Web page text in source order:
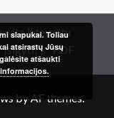
internetu
įsigyti? PDF
by AF themes.
slapukai. Toliau
atsirastų Jūsų
atšaukti